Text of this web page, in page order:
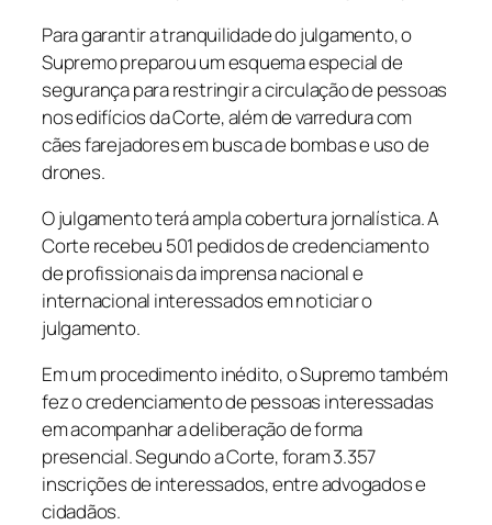
Para garantir a tranquilidade do julgamento, o
Supremo preparou um esquema especial de
segurança para restringir a circulação de pessoas
nos edifícios da Corte, além de varredura com
cães farejadores em busca de bombas e uso de
drones.
O julgamento terá ampla cobertura jornalística. A
Corte recebeu 501 pedidos de credenciamento
de profissionais da imprensa nacional e
internacional interessados em noticiar o
julgamento.
Em um procedimento inédito, o Supremo também
fez o credenciamento de pessoas interessadas
em acompanhar a deliberação de forma
presencial. Segundo a Corte, foram 3.357
inscrições de interessados, entre advogados e
cidadãos.